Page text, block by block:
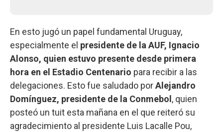
En esto jugó un papel fundamental Uruguay,
especialmente el presidente de la AUF, Ignacio
Alonso, quien estuvo presente desde primera
hora en el Estadio Centenario para recibir a las
delegaciones. Esto fue saludado porAlejandro
Domínguez, presidente de la Conmebol, quien
posteó un tuit esta mañana en el que reiteró su
agradecimiento al presidente Luis Lacalle Pou,